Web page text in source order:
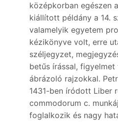
középkorban egészen
kiállított példány a 14.
valamelyik egyetem
kézikönyve volt, erre
széljegyzet,
betűs írással,
ábrázoló rajzokkal.
1431-ben íródott Liber
commodorum c.
foglalkozik és nagy